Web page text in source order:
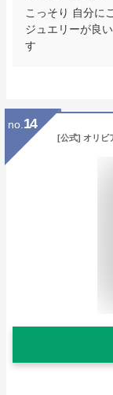
こっそり 自分に
ジュエリーが良
す
no. 14